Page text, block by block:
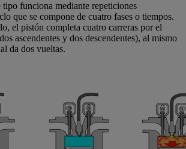
funciona mediante repeticiones
que se compone de cuatro fases o tiempos.
el pistón completa cuatro carreras por el
ascendentes y dos descendentes), al mismo
da dos vueltas.